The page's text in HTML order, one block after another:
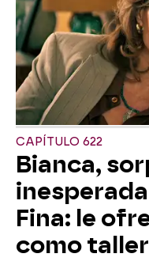
CAPÍTULO 622
Bianca,
Fina: le
como taller